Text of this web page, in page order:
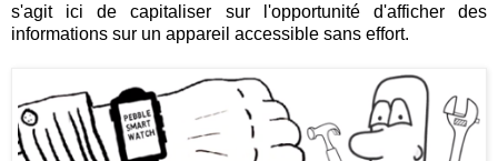
s'agit ici de capitaliser sur l'opportunité d'afficher des
informations sur un appareil accessible sans effort.